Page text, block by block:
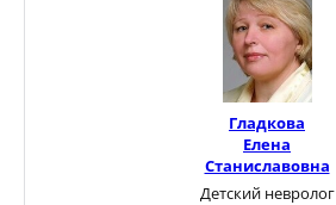
Гладкова
Елена
Станиславовна
Детский невролог